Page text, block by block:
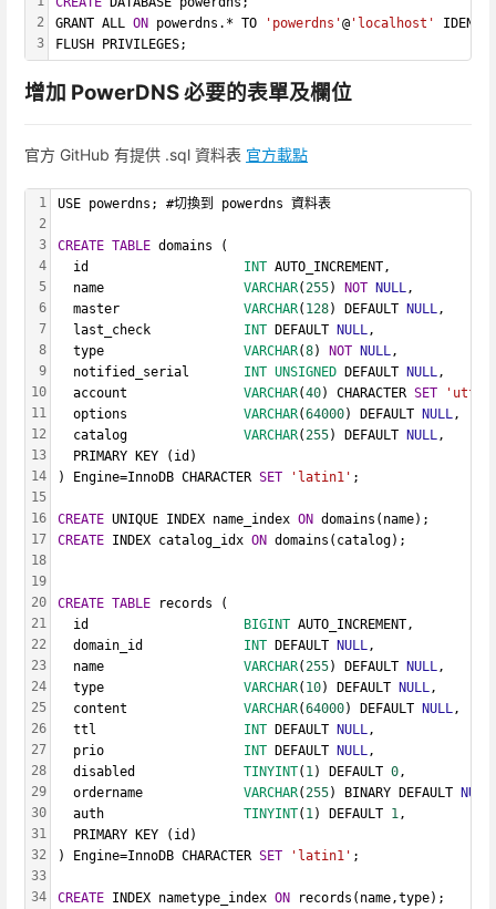
2
3
GRANT ALL ON powerdns.* TO 'powerdns'@ 'localhost'
FLUSH PRIVILEGES;
增加 PowerDNS 必要的表單及欄位
官方 GitHub 有提供 .sql 資料表 官方載點
1
2
3
4
5
6
7
8
9
10
11
12
13
14
15
16
17
18
19
20
21
22
23
24
25
26
27
28
29
30
31
32
33
34
USE powerdns; #切換到 powerdns 資料表
CREATE TABLE domains (
  id
INT AUTO_INCREMENT,
  name
VARCHAR(255) NOT NULL,
  master
VARCHAR( 128) DEFAULT NULL,
  last_check
INT DEFAULT NULL,
  type
VARCHAR(8) NOT NULL,
  notified_serial
INT UNSIGNED DEFAULT NULL,
  account
VARCHAR(40) CHARACTER SET 'utf8'
  options
VARCHAR(64000) DEFAULT NULL,
  catalog
VARCHAR(255) DEFAULT NULL,
  PRIMARY KEY (id)
) Engine=InnoDB CHARACTER SET 'latin1' ;
CREATE UNIQUE INDEX name_index ON domains(name);
CREATE INDEX catalog_idx ON domains(catalog);
CREATE TABLE records (
  id
BIGINT AUTO_INCREMENT,
  domain_id
INT DEFAULT NULL,
  name
VARCHAR(255) DEFAULT NULL,
  type
VARCHAR( 10) DEFAULT NULL,
  content
VARCHAR(64000) DEFAULT NULL,
  ttl
INT DEFAULT NULL,
  prio
INT DEFAULT NULL,
  disabled
TINYINT( 1) DEFAULT 0,
  ordername
VARCHAR(255) BINARY DEFAULT NULL
  auth
TINYINT( 1) DEFAULT 1,
  PRIMARY KEY (id)
) Engine=InnoDB CHARACTER SET 'latin1' ;
CREATE INDEX nametype_index ON records(name,type);